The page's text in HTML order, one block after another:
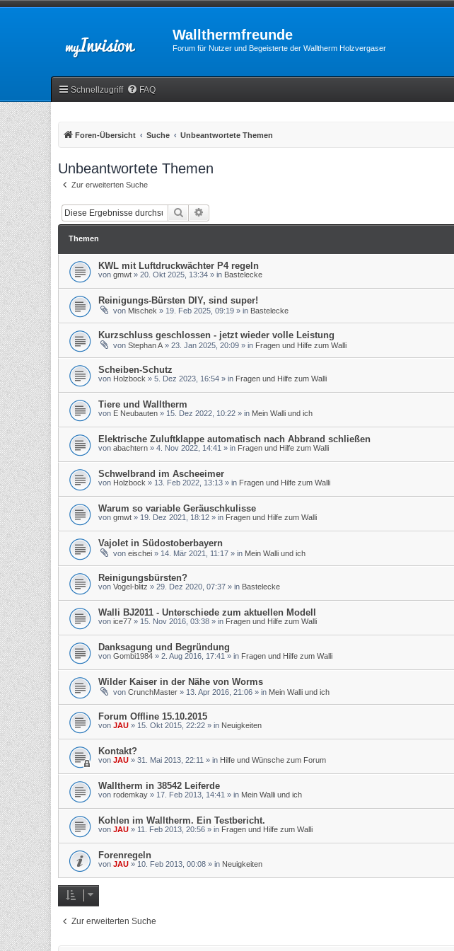
Wallthermfreunde
Forum für Nutzer und Begeisterte der Walltherm Holzvergaser
Schnellzugriff FAQ
Foren-Übersicht Suche Unbeantwortete Themen
Unbeantwortete Themen
Zur erweiterten Suche
Suche
Themen
KWL mit Luftdruckwächter P4 regeln
von gmwt » 20. Okt 2025, 13:34 » in Bastelecke
Reinigungs-Bürsten DIY, sind super!
von Mischek » 19. Feb 2025, 09:19 » in Bastelecke
Kurzschluss geschlossen - jetzt wieder volle Leistung
von Stephan A » 23. Jan 2025, 20:09 » in Fragen und Hilfe zum Walli
Scheiben-Schutz
von Holzbock » 5. Dez 2023, 16:54 » in Fragen und Hilfe zum Walli
Tiere und Walltherm
von E Neubauten » 15. Dez 2022, 10:22 » in Mein Walli und ich
Elektrische Zuluftklappe automatisch nach Abbrand schließen
von abachtern » 4. Nov 2022, 14:41 » in Fragen und Hilfe zum Walli
Schwelbrand im Ascheeimer
von Holzbock » 13. Feb 2022, 13:13 » in Fragen und Hilfe zum Walli
Warum so variable Geräuschkulisse
von gmwt » 19. Dez 2021, 18:12 » in Fragen und Hilfe zum Walli
Vajolet in Südostoberbayern
von eischei » 14. Mär 2021, 11:17 » in Mein Walli und ich
Reinigungsbürsten?
von Vogel-blitz » 29. Dez 2020, 07:37 » in Bastelecke
Walli BJ2011 - Unterschiede zum aktuellen Modell
von ice77 » 15. Nov 2016, 03:38 » in Fragen und Hilfe zum Walli
Danksagung und Begründung
von Gombi1984 » 2. Aug 2016, 17:41 » in Fragen und Hilfe zum Walli
Wilder Kaiser in der Nähe von Worms
von CrunchMaster » 13. Apr 2016, 21:06 » in Mein Walli und ich
Forum Offline 15.10.2015
von JAU » 15. Okt 2015, 22:22 » in Neuigkeiten
Kontakt?
von JAU » 31. Mai 2013, 22:11 » in Hilfe und Wünsche zum Forum
Walltherm in 38542 Leiferde
von rodemkay » 17. Feb 2013, 14:41 » in Mein Walli und ich
Kohlen im Walltherm. Ein Testbericht.
von JAU » 11. Feb 2013, 20:56 » in Fragen und Hilfe zum Walli
Forenregeln
von JAU » 10. Feb 2013, 00:08 » in Neuigkeiten
Zur erweiterten Suche